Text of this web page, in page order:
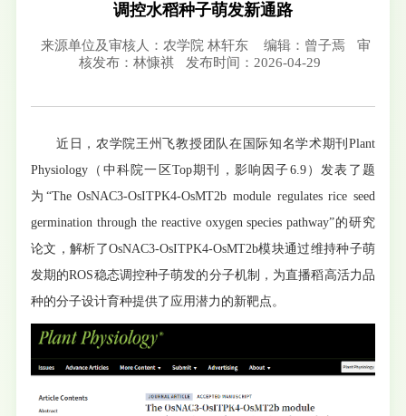
调控水稻种子萌发新通路
来源单位及审核人：农学院 林轩东 编辑：曾子焉
审
核发布：林慷祺
发布时间：2026-04-29
近日，农学院王州飞教授团队在国际知名学术期刊Plant
Physiology（中科院一区Top期刊，影响因子6.9）发表了题
为“The OsNAC3-OsITPK4-OsMT2b module regulates rice seed
germination through the reactive oxygen species pathway”的研究
论文，解析了OsNAC3-OsITPK4-OsMT2b模块通过维持种子萌
发期的ROS稳态调控种子萌发的分子机制，为直播稻高活力品
种的分子设计育种提供了应用潜力的新靶点。